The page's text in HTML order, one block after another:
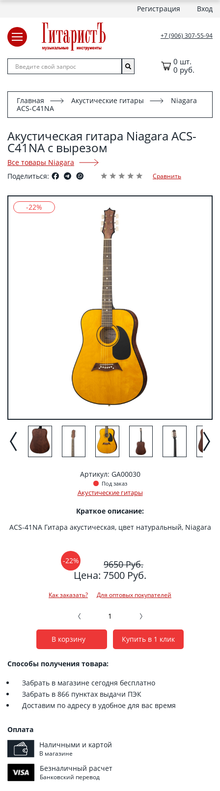
Регистрация Вход
+7 (906) 307-55-94
0 шт.
0 руб.
Главная Акустические гитары
Niagara
ACS-C41NA
Акустическая гитара Niagara ACS-
C41NA с вырезом
Все товары Niagara
Поделиться:
Сравнить
-22%
Артикул: GA00030
Под заказ
Акустические гитары
Краткое описание:
ACS-41NA Гитара акустическая, цвет натуральный, Niagara
-22% 9650 Руб.
Цена: 7500 Руб.
Как заказать? Для оптовых покупателей
В корзину Купить в 1 клик
Способы получения товара:
Забрать в магазине сегодня бесплатно
Забрать в 866 пунктах выдачи ПЭК
Доставим по адресу в удобное для вас время
Оплата
Наличными и картой
В магазине
Безналичный расчет
Банковский перевод